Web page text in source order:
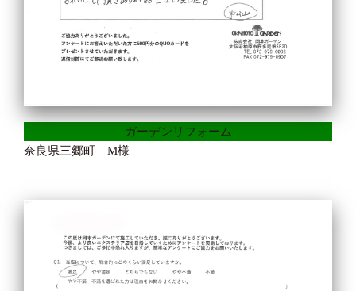
ガーデンリフォーム
奈良県三郷町 M様